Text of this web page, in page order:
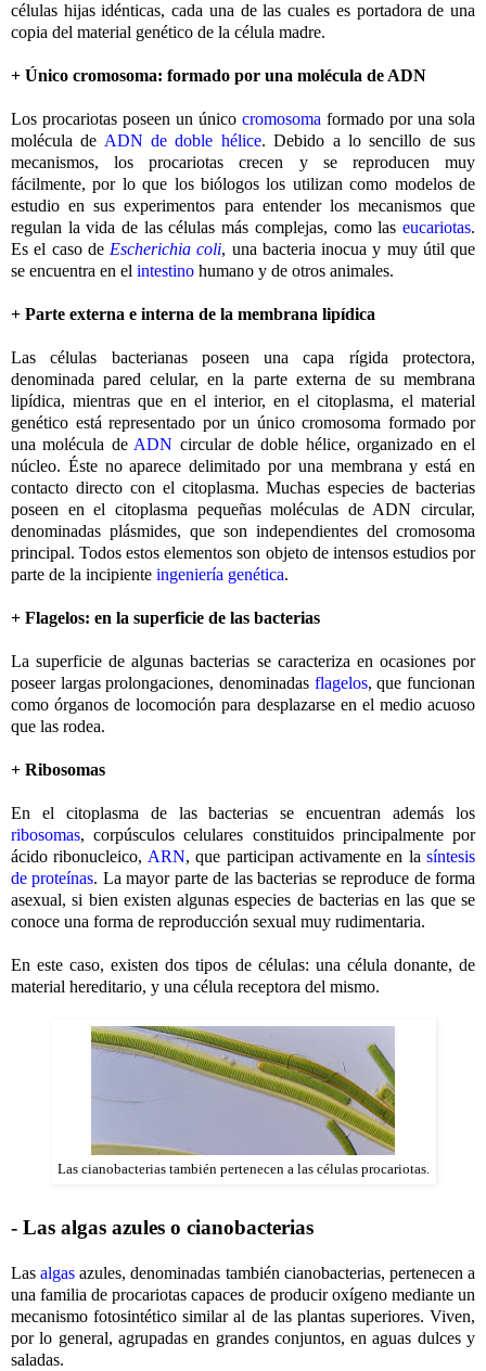
células hijas idénticas, cada una de las cuales es portadora de una
copia del material genético de la célula madre.
+ Único cromosoma: formado por una molécula de ADN
Los procariotas poseen un único cromosoma formado por una sola
molécula de ADN de doble hélice. Debido a lo sencillo de sus
mecanismos, los procariotas crecen y se reproducen muy
fácilmente, por lo que los biólogos los utilizan como modelos de
estudio en sus experimentos para entender los mecanismos que
regulan la vida de las células más complejas, como las eucariotas.
Es el caso de Escherichia coli, una bacteria inocua y muy útil que
se encuentra en el intestino humano y de otros animales.
+ Parte externa e interna de la membrana lipídica
Las células bacterianas poseen una capa rígida protectora,
denominada pared celular, en la parte externa de su membrana
lipídica, mientras que en el interior, en el citoplasma, el material
genético está representado por un único cromosoma formado por
una molécula de ADN circular de doble hélice, organizado en el
núcleo. Éste no aparece delimitado por una membrana y está en
contacto directo con el citoplasma. Muchas especies de bacterias
poseen en el citoplasma pequeñas moléculas de ADN circular,
denominadas plásmides, que son independientes del cromosoma
principal. Todos estos elementos son objeto de intensos estudios por
parte de la incipiente ingeniería genética.
+ Flagelos: en la superficie de las bacterias
La superficie de algunas bacterias se caracteriza en ocasiones por
poseer largas prolongaciones, denominadas flagelos, que funcionan
como órganos de locomoción para desplazarse en el medio acuoso
que las rodea.
+ Ribosomas
En el citoplasma de las bacterias se encuentran además los
ribosomas, corpúsculos celulares constituidos principalmente por
ácido ribonucleico, ARN, que participan activamente en la síntesis
de proteínas. La mayor parte de las bacterias se reproduce de forma
asexual, si bien existen algunas especies de bacterias en las que se
conoce una forma de reproducción sexual muy rudimentaria.
En este caso, existen dos tipos de células: una célula donante, de
material hereditario, y una célula receptora del mismo.
Las cianobacterias también pertenecen a las células procariotas.
- Las algas azules o cianobacterias
Lasalgas azules, denominadas también cianobacterias, pertenecen a
una familia de procariotas capaces de producir oxígeno mediante un
mecanismo fotosintético similar al de las plantas superiores. Viven,
por lo general, agrupadas en grandes conjuntos, en aguas dulces y
saladas.